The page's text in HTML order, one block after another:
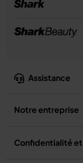
Assistance
Notre entreprise
Confidentialité